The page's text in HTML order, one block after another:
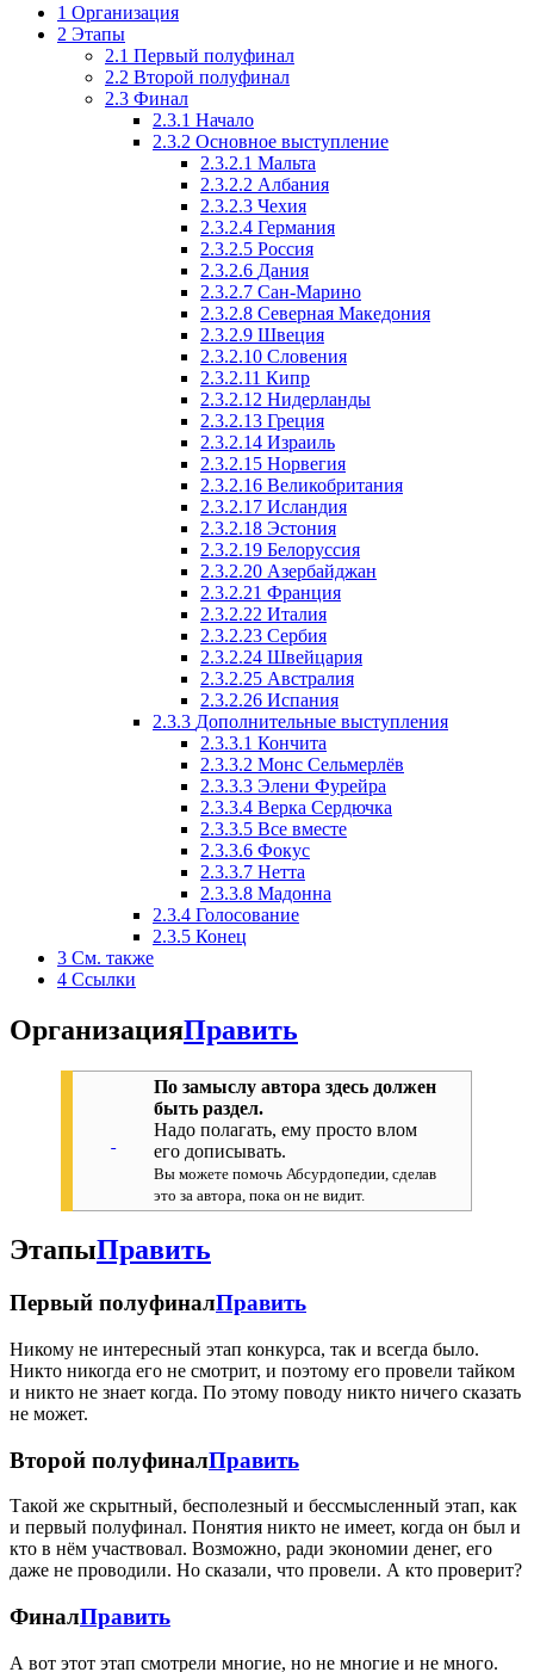
1 Организация
2 Этапы
2.1 Первый полуфинал
2.2 Второй полуфинал
2.3 Финал
2.3.1 Начало
2.3.2 Основное выступление
2.3.2.1 Мальта
2.3.2.2 Албания
2.3.2.3 Чехия
2.3.2.4 Германия
2.3.2.5 Россия
2.3.2.6 Дания
2.3.2.7 Сан-Марино
2.3.2.8 Северная Македония
2.3.2.9 Швеция
2.3.2.10 Словения
2.3.2.11 Кипр
2.3.2.12 Нидерланды
2.3.2.13 Греция
2.3.2.14 Израиль
2.3.2.15 Норвегия
2.3.2.16 Великобритания
2.3.2.17 Исландия
2.3.2.18 Эстония
2.3.2.19 Белоруссия
2.3.2.20 Азербайджан
2.3.2.21 Франция
2.3.2.22 Италия
2.3.2.23 Сербия
2.3.2.24 Швейцария
2.3.2.25 Австралия
2.3.2.26 Испания
2.3.3 Дополнительные выступления
2.3.3.1 Кончита
2.3.3.2 Монс Сельмерлёв
2.3.3.3 Элени Фурейра
2.3.3.4 Верка Сердючка
2.3.3.5 Все вместе
2.3.3.6 Фокус
2.3.3.7 Нетта
2.3.3.8 Мадонна
2.3.4 Голосование
2.3.5 Конец
3 См. также
4 Ссылки
ОрганизацияПравить
По замыслу автора здесь должен
быть раздел.
Надо полагать, ему просто влом
его дописывать.
Вы можете помочь Абсурдопедии, сделав
это за автора, пока он не видит.
ЭтапыПравить
Первый полуфиналПравить
Никому не интересный этап конкурса, так и всегда было.
Никто никогда его не смотрит, и поэтому его провели тайком
и никто не знает когда. По этому поводу никто ничего сказать
не может.
Второй полуфиналПравить
Такой же скрытный, бесполезный и бессмысленный этап, как
и первый полуфинал. Понятия никто не имеет, когда он был и
кто в нём участвовал. Возможно, ради экономии денег, его
даже не проводили. Но сказали, что провели. А кто проверит?
ФиналПравить
А вот этот этап смотрели многие, но не многие и не много.